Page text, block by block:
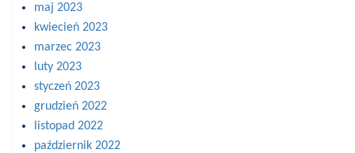
maj 2023
kwiecień 2023
marzec 2023
luty 2023
styczeń 2023
grudzień 2022
listopad 2022
październik 2022